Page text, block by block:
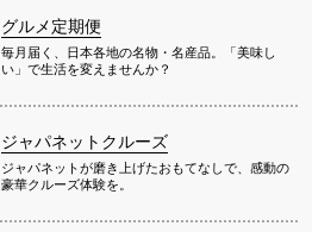
グルメ定期便
毎月届く、日本各地の名物・名産品。「美味し
い」で生活を変えませんか？
ジャパネットクルーズ
ジャパネットが磨き上げたおもてなしで、感動の
豪華クルーズ体験を。